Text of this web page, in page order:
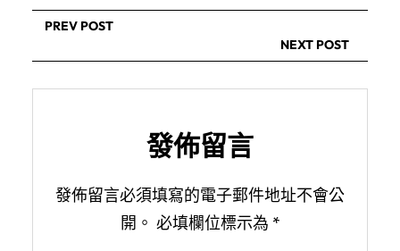
PREV POST
NEXT POST
發佈留言
發佈留言必須填寫的電子郵件地址不會公
開。 必填欄位標示為 *